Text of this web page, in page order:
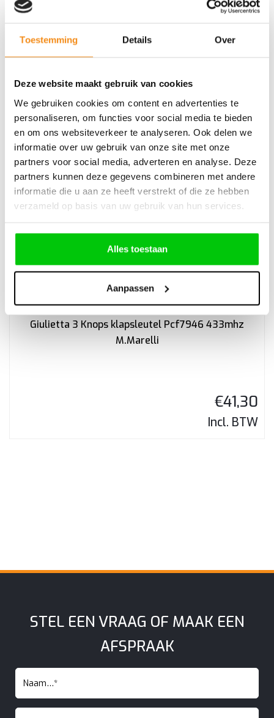
Toestemming Details Over
Deze website maakt gebruik van cookies
We gebruiken cookies om content en advertenties te
personaliseren, om functies voor social media te bieden
en om ons websiteverkeer te analyseren. Ook delen we
informatie over uw gebruik van onze site met onze
partners voor social media, adverteren en analyse. Deze
partners kunnen deze gegevens combineren met andere
informatie die u aan ze heeft verstrekt of die ze hebben
verzameld op basis van uw gebruik van hun services.
Alles toestaan
Aanpassen
€116,46
Alfa Romeo SIP22 Noodsleutelbaard
€11,65
Giulietta 3 Knops klapsleutel Pcf7946 433mhz
M.Marelli
€41,30
Incl. BTW
STEL EEN VRAAG OF MAAK EEN
AFSPRAAK